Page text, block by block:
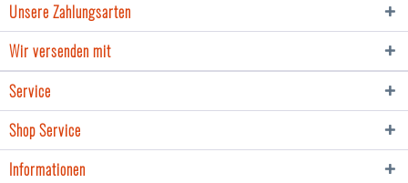
Unsere Zahlungsarten
Wir versenden mit
Service
Shop Service
Informationen